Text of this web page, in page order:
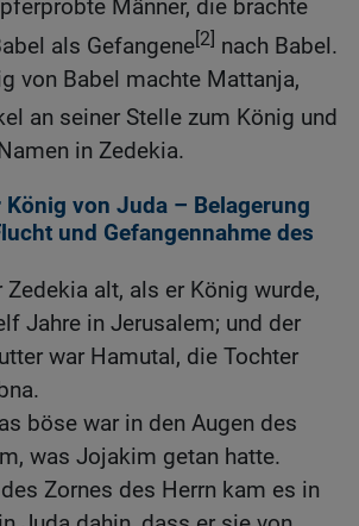
Männer, die brachte
als Gefangene[2] nach Babel.
von Babel machte Mattanja,
an seiner Stelle zum König und
in Zedekia.
von Juda – Belagerung
und Gefangennahme des
Zedekia alt, als er König wurde,
Jahre in Jerusalem; und der
war Hamutal, die Tochter
böse war in den Augen des
was Jojakim getan hatte.
Zornes des Herrn kam es in